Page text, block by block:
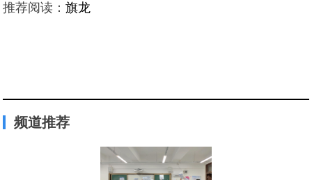
推荐阅读：旗龙
频道推荐